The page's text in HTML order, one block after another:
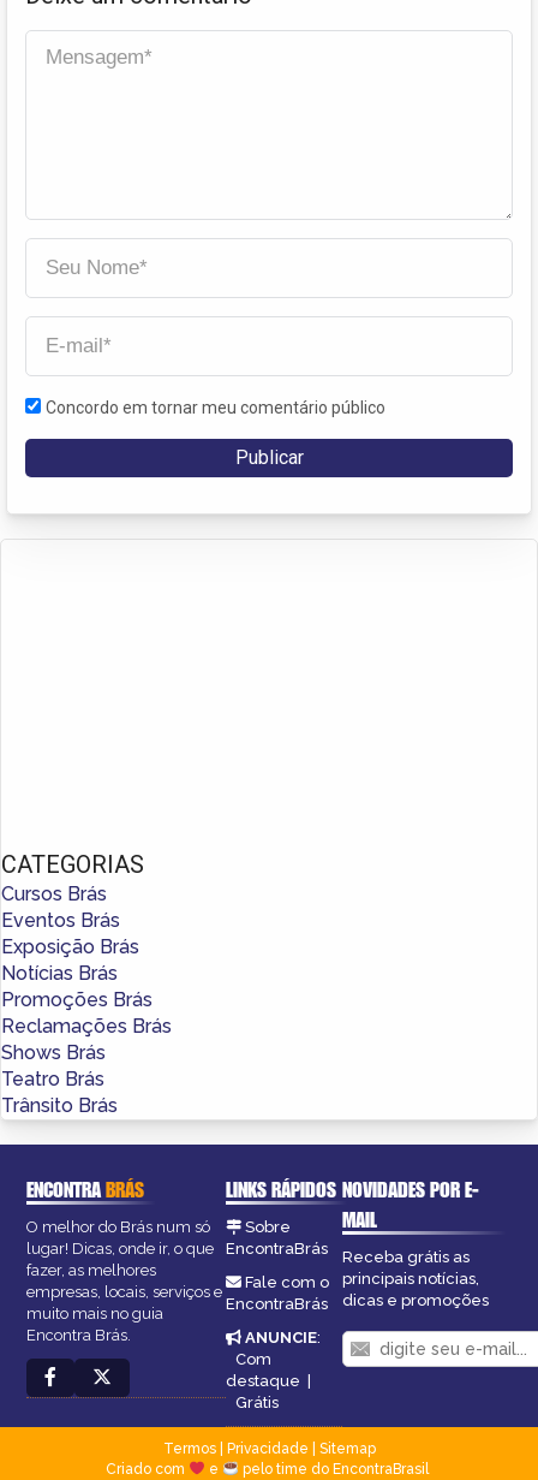
Concordo em tornar meu comentário público
CATEGORIAS
Cursos Brás
Eventos Brás
Exposição Brás
Notícias Brás
Promoções Brás
Reclamações Brás
Shows Brás
Teatro Brás
Trânsito Brás
ENCONTRABRÁS
O melhor do Brás num só
lugar! Dicas, onde ir, o que
fazer, as melhores
empresas, locais, serviços e
muito mais no guia
Encontra Brás.
LINKS RÁPIDOS
Sobre
EncontraBrás
Fale com o
EncontraBrás
ANUNCIE:
Com
destaque
Grátis
NOVIDADES POR E-
MAIL
Receba grátis as
principais notícias,
dicas e promoções
Termos| Privacidade
Sitemap
Criado com
e pelo time do EncontraBrasil